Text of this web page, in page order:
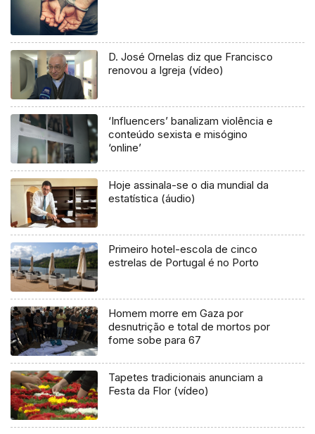
D. José Ornelas diz que Francisco
renovou a Igreja (vídeo)
‘Influencers’ banalizam violência e
conteúdo sexista e misógino
‘online’
Hoje assinala-se o dia mundial da
estatística (áudio)
Primeiro hotel-escola de cinco
estrelas de Portugal é no Porto
Homem morre em Gaza por
desnutrição e total de mortos por
fome sobe para 67
Tapetes tradicionais anunciam a
Festa da Flor (vídeo)